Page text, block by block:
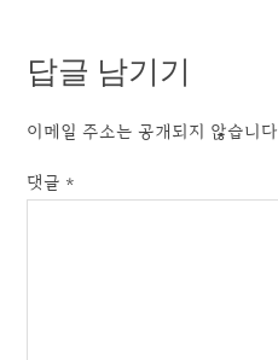
답글 남기기
이메일 주소는 공개되지 않습니다.
댓글 *